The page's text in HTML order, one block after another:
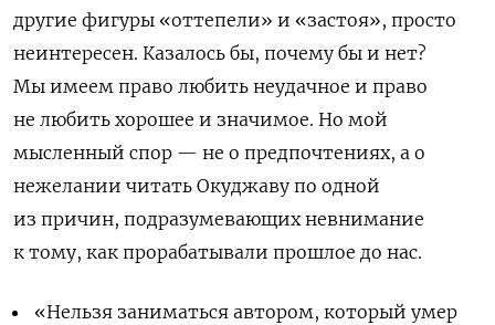
другие фигуры «оттепели» и «застоя», просто
неинтересен. Казалось бы, почему бы и нет?
Мы имеем право любить неудачное и право
не любить хорошее и значимое. Но мой
мысленный спор — не о предпочтениях, а о
нежелании читать Окуджаву по одной
из причин, подразумевающих невнимание
к тому, как прорабатывали прошлое до нас.
«Нельзя заниматься автором, который умер